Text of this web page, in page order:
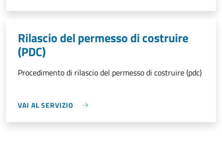
Rilascio del permesso di costruire
(PDC)
Procedimento di rilascio del permesso di costruire (pdc)
VAI AL SERVIZIO